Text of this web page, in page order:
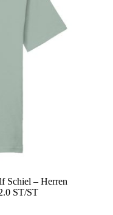
Schiel – Herren
ST/ST